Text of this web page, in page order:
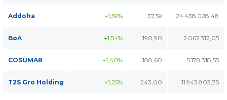
Addoha +1,59% 37,59 24 438 028,48
BoA +1,54% 190,90 2 062 312,05
COSUMAR +1,40% 188,60 5 178 318,55
T2S Gro Holding +1,25% 243,00 11 943 803,75